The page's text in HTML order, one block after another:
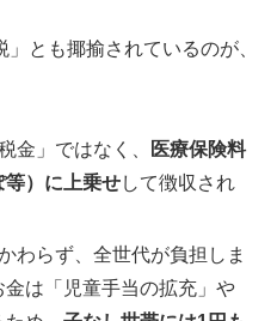
とも揶揄されているのが、
金」ではなく、
医療保険料
等）に上乗せして徴収され
わらず、全世代が負担しま
は「児童手当の拡充」や